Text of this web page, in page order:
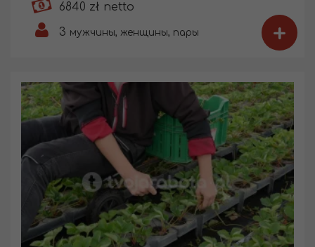
6840 zł netto
3 мужчины, женщины, пары +